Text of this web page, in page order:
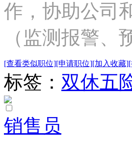
作，协助公司
（监测报警、
[查看类似职位][申请职位][加入收藏]
标签： 双休五
销售员